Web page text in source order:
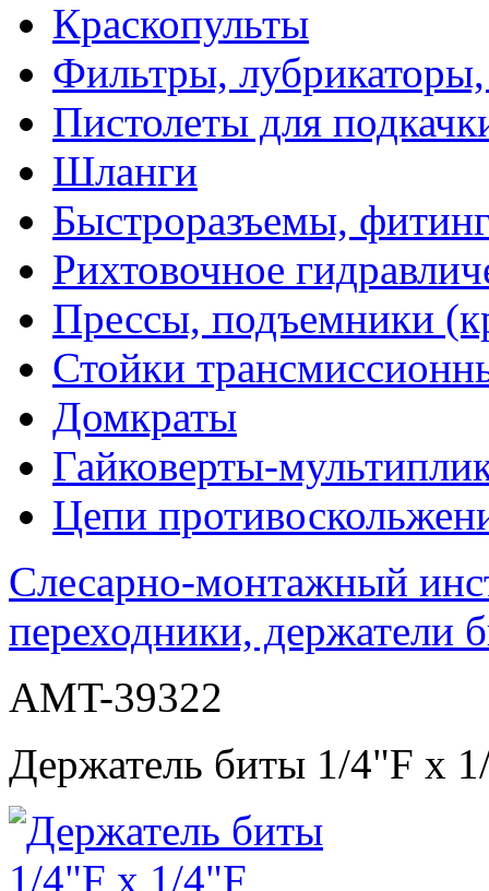
Краскопульты
Фильтры,
Пистолеты для
Шланги
Быстроразъемы,
Рихтовочное
Прессы, подъемники
Стойки
Домкраты
Гайковерты-
Цепи
Слесарно-монтажный
переходники, держатели
AMT-39322
Держатель биты 1/4"F х